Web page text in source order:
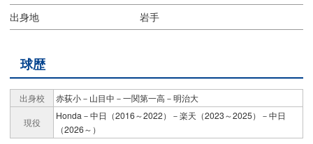
出身地
岩手
球歴
出身校 赤荻小－山目中－一関第一高－明治大
現役
Honda－中日（2016～2022）－楽天（2023～2025）－中日
（2026～）